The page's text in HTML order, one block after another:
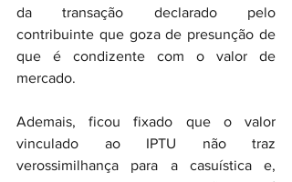
da transação declarado pelo
contribuinte que goza de presunção de
que é condizente com o valor de
mercado.
Ademais, ficou fixado que o valor
vinculado ao IPTU não traz
verossimilhança para a casuística e,